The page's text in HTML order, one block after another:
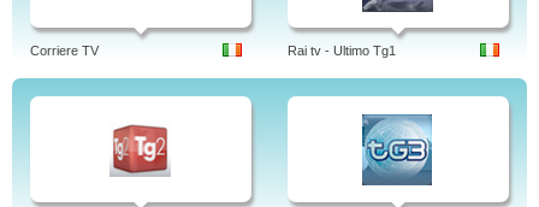
Corriere TV Rai tv - Ultimo Tg1